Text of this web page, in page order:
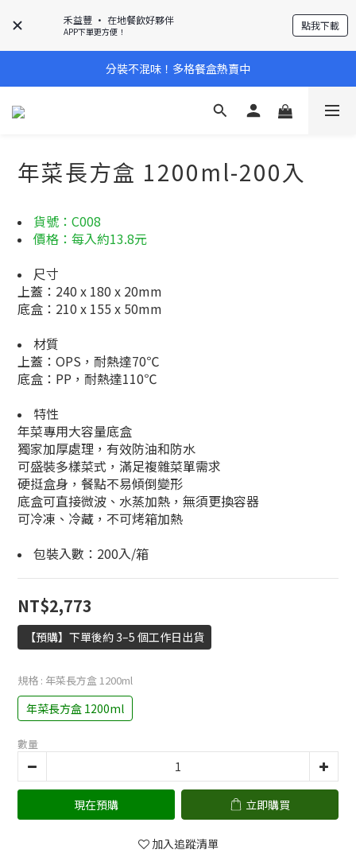
禾益豐 • 在地餐飲好夥伴
APP下單更方便！ 點我下載
分裝不混味！多格餐盒熱賣中
年菜長方盒 1200ml-200入
貨號：C008
價格：每入約13.8元
尺寸
上蓋：240 x 180 x 20mm
底盒：210 x 155 x 50mm
材質
上蓋：OPS，耐熱達70℃
底盒：PP，耐熱達110℃
特性
年菜專用大容量底盒
獨家加厚處理，有效防油和防水
可盛裝多樣菜式，滿足複雜菜單需求
硬挺盒身，餐點不易傾倒變形
底盒可直接微波、水蒸加熱，無須更換容器
可冷凍、冷藏，不可烤箱加熱
包裝入數：200入/箱
NT$2,773
【預購】下單後約 3–5 個工作日出貨
規格 : 年菜長方盒 1200ml
年菜長方盒 1200ml
數量
現在預購 立即購買
加入追蹤清單